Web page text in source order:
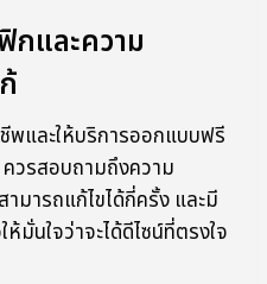
กและความ
และให้บริการออกแบบฟรี
ควรสอบถามถึงความ
มารถแก้ไขได้กี่ครั้ง และมี
มั่นใจว่าจะได้ดีไซน์ที่ตรงใจ